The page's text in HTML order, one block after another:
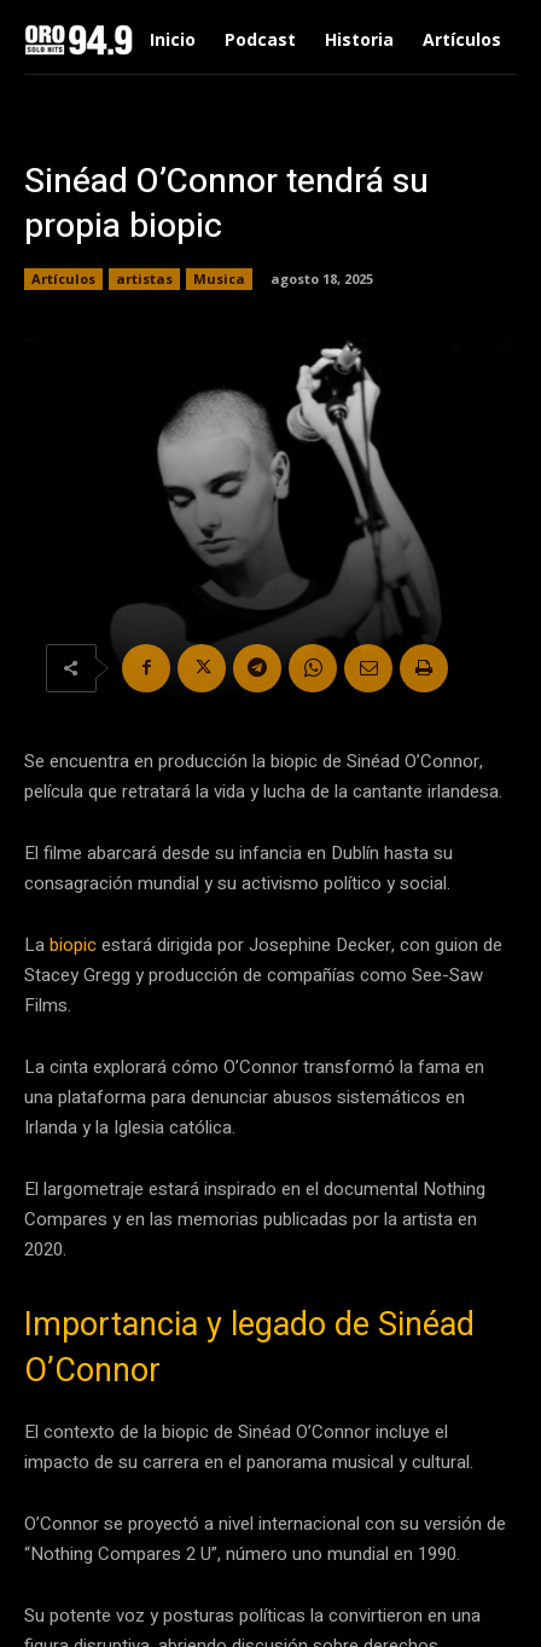
Inicio Podcast Historia Artículos
Sinéad O’Connor tendrá su
propia biopic
Artículos artistas Musica agosto 18, 2025
Se encuentra en producción la biopic de Sinéad O’Connor,
película que retratará la vida y lucha de la cantante irlandesa.
El filme abarcará desde su infancia en Dublín hasta su
consagración mundial y su activismo político y social.
Labiopicestará dirigida por Josephine Decker, con guion de
Stacey Gregg y producción de compañías como See-Saw
Films.
La cinta explorará cómo O’Connor transformó la fama en
una plataforma para denunciar abusos sistemáticos en
Irlanda y la Iglesia católica.
El largometraje estará inspirado en el documental Nothing
Compares y en las memorias publicadas por la artista en
2020.
Importancia y legado de Sinéad
O’Connor
El contexto de la biopic de Sinéad O’Connor incluye el
impacto de su carrera en el panorama musical y cultural.
O’Connor se proyectó a nivel internacional con su versión de
“Nothing Compares 2 U”, número uno mundial en 1990.
Su potente voz y posturas políticas la convirtieron en una